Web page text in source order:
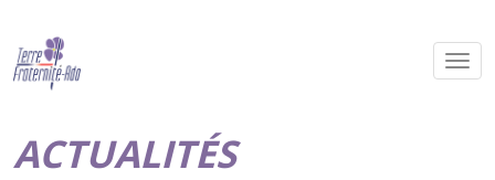
ACTUALITÉS